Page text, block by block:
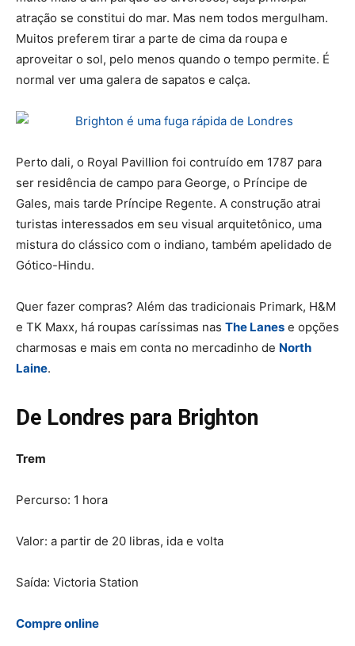
atração se constitui do mar. Mas nem todos mergulham.
Muitos preferem tirar a parte de cima da roupa e
aproveitar o sol, pelo menos quando o tempo permite. É
normal ver uma galera de sapatos e calça.
Perto dali, o Royal Pavillion foi contruído em 1787 para
ser residência de campo para George, o Príncipe de
Gales, mais tarde Príncipe Regente. A construção atrai
turistas interessados em seu visual arquitetônico, uma
mistura do clássico com o indiano, também apelidado de
Gótico-Hindu.
Quer fazer compras? Além das tradicionais Primark, H&M
e TK Maxx, há roupas caríssimas nas The Lanes e opções
charmosas e mais em conta no mercadinho de North
Laine.
De Londres para Brighton
Trem
Percurso: 1 hora
Valor: a partir de 20 libras, ida e volta
Saída: Victoria Station
Compre online